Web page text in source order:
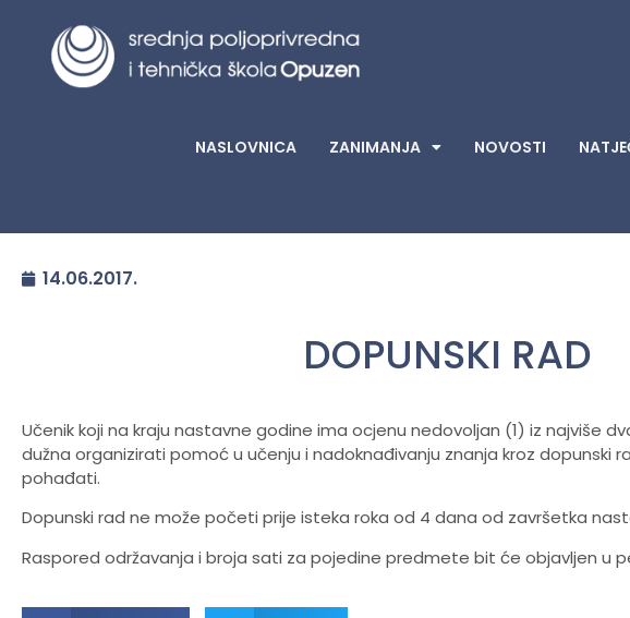
NASLOVNICA ZANIMANJA NOVOSTI
14.06.2017.
DOPUNSKI RAD
Učenik koji na kraju nastavne godine ima ocjenu nedovoljan (1) iz najviše
dužna organizirati pomoć u učenju i nadoknađivanju znanja kroz dopunski
pohađati.
Dopunski rad ne može početi prije isteka roka od 4 dana od završetka
Raspored održavanja i broja sati za pojedine predmete bit će objavljen u